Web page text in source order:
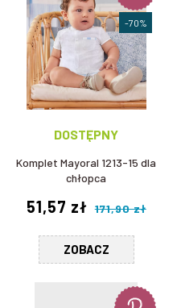
DOSTĘPNY
Komplet Mayoral 1213-15 dla
chłopca
51,57 zł 171,90 zł
ZOBACZ
-70%